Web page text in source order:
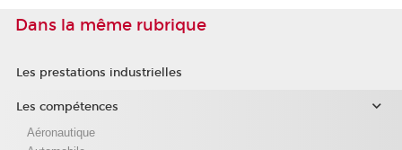
Dans la même rubrique
Les prestations industrielles
Les compétences
Aéronautique